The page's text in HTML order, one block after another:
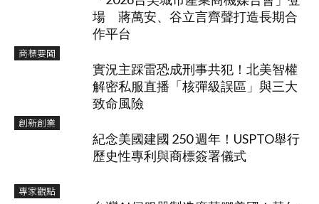
場 蔣萬安、谷立言齊聲打造長期合
作平台
商標要聞
實況主踩雷恐成刑事共犯！北美智權
解密私服直播「核彈級誤區」與三大
致命風險
創新創業
紀念美國建國 250 週年！USPTO舉行
歷史性專利與商標簽署儀式
專家觀點